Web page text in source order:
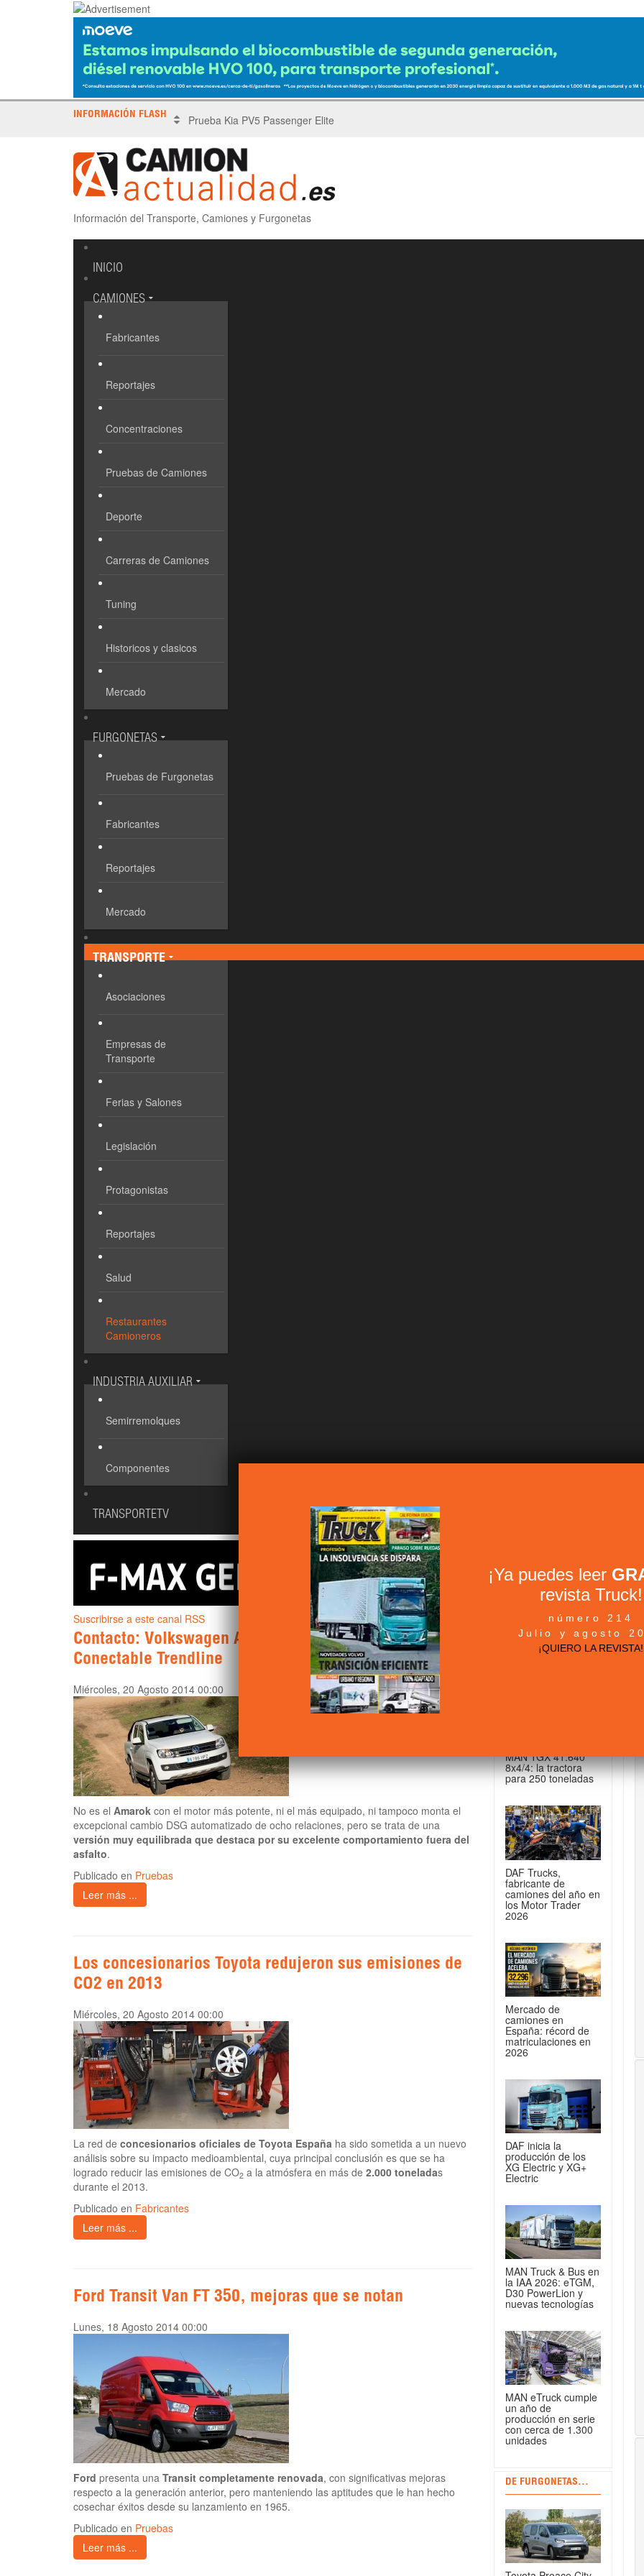
INFORMACIÓN FLASH X Tronada Almería | Encuentro del Pegaso Troner
Información del Transporte, Camiones y Furgonetas
INICIO
CAMIONES
Fabricantes
Reportajes
Concentraciones
Pruebas de Camiones
Deporte
Carreras de Camiones
Tuning
Historicos y clasicos
Mercado
FURGONETAS
Pruebas de Furgonetas
Fabricantes
Reportajes
Mercado
TRANSPORTE
Asociaciones
Empresas de
Transporte
Ferias y Salones
Legislación
Protagonistas
Reportajes
Salud
Restaurantes
Camioneros
INDUSTRIA AUXILIAR
Semirremolques
Componentes
TRANSPORTETV
Suscribirse a este canal RSS
Contacto: Volkswagen Amarok 2.0 TDI (140 CV) 4Motion
Conectable Trendline
Miércoles, 20 Agosto 2014 00:00
No es el Amarok con el motor más potente, ni el más equipado, ni tampoco monta el
excepcional cambio DSG automatizado de ocho relaciones, pero se trata de una
versión muy equilibrada que destaca por su excelente comportamiento fuera del
asfalto.
Publicado en Pruebas
Leer más ...
Los concesionarios Toyota redujeron sus emisiones de
CO2 en 2013
Miércoles, 20 Agosto 2014 00:00
La red de concesionarios oficiales de Toyota España ha sido sometida a un nuevo
análisis sobre su impacto medioambiental, cuya principal conclusión es que se ha
logrado reducir las emisiones de CO2 a la atmósfera en más de 2.000 toneladas
durante el 2013.
Publicado en Fabricantes
Leer más ...
Ford Transit Van FT 350, mejoras que se notan
Lunes, 18 Agosto 2014 00:00
Ford presenta una Transit completamente renovada, con significativas mejoras
respecto a la generación anterior, pero manteniendo las aptitudes que le han hecho
cosechar éxitos desde su lanzamiento en 1965.
Publicado en Pruebas
Leer más ...
+ NOTICIAS...
MAN TGX 41.640
8x4/4: la tractora
para 250 toneladas
DAF Trucks,
fabricante de
camiones del año en
los Motor Trader
2026
Mercado de
camiones en
España: récord de
matriculaciones en
2026
DAF inicia la
producción de los
XG Electric y XG+
Electric
MAN Truck & Bus en
la IAA 2026: eTGM,
D30 PowerLion y
nuevas tecnologías
MAN eTruck cumple
un año de
producción en serie
con cerca de 1.300
unidades
DE FURGONETAS...
¡Ya puedes leer
revista Truck!
número 214
Julio y agosto
¡QUIERO LA REVISTA!